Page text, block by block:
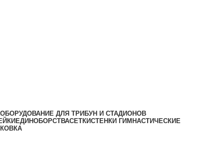
ОБОРУДОВАНИЕ ДЛЯ ТРИБУН И СТАДИОНОВ
ЕДИНОБОРСТВАСЕТКИСТЕНКИ ГИМНАСТИЧЕСКИЕ